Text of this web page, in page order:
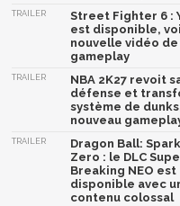
TRAILER
Street Fighter 6 :
est disponible,
nouvelle vidéo de
gameplay
TRAILER
NBA 2K27 revoit
défense et
système de
nouveau
TRAILER
Dragon Ball:
Zero : le DLC
Breaking NEO est
disponible avec
contenu colossal